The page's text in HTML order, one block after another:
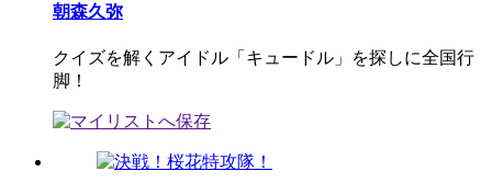
朝森久弥
クイズを解くアイドル「キュードル」を探しに全国行
脚！